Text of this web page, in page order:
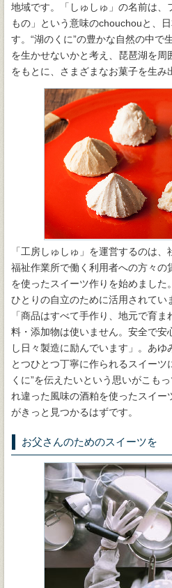
地域です。「しゅしゅ」の名前は、
もの」という意味のchouchouと、
す。“湖のくに”の豊かな自然の中で
を生かせないかと考え、琵琶湖を周
をもとに、さまざまなお菓子を生み
「工房しゅしゅ」を運営するのは、
福祉作業所で働く利用者への方々の
を使ったスイーツ作りを始めました
ひとりの自立のために活用されてい
「商品はすべて手作り、地元で育
料・添加物は使いません。安全で安
し日々製造に励んでいます」。あ
とつひとつ丁寧に作られるスイーツ
くに”を伝えたいという思いがこも
れ違った風味の酒粕を使ったスイー
がきっと見つかるはずです。
お父さんのためのスイーツを